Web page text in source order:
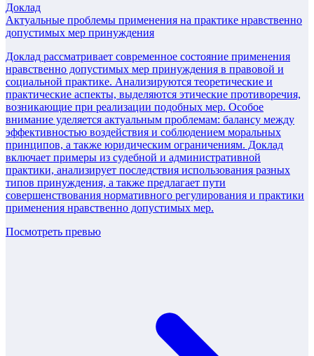
Доклад
Актуальные проблемы применения на практике нравственно
допустимых мер принуждения
Доклад рассматривает современное состояние применения
нравственно допустимых мер принуждения в правовой и
социальной практике. Анализируются теоретические и
практические аспекты, выделяются этические противоречия,
возникающие при реализации подобных мер. Особое
внимание уделяется актуальным проблемам: балансу между
эффективностью воздействия и соблюдением моральных
принципов, а также юридическим ограничениям. Доклад
включает примеры из судебной и административной
практики, анализирует последствия использования разных
типов принуждения, а также предлагает пути
совершенствования нормативного регулирования и практики
применения нравственно допустимых мер.
Посмотреть превью